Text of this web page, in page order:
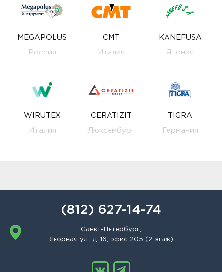
MEGAPOLUS
Россия
CMT
Италия
KANEFUSA
Япония
WIRUTEX
Италия
CERATIZIT
Люксембург
TIGRA
Германия
(812) 627-14-74
Санкт-Петербург,
Якорная ул., д. 16, офис 205 (2 этаж)